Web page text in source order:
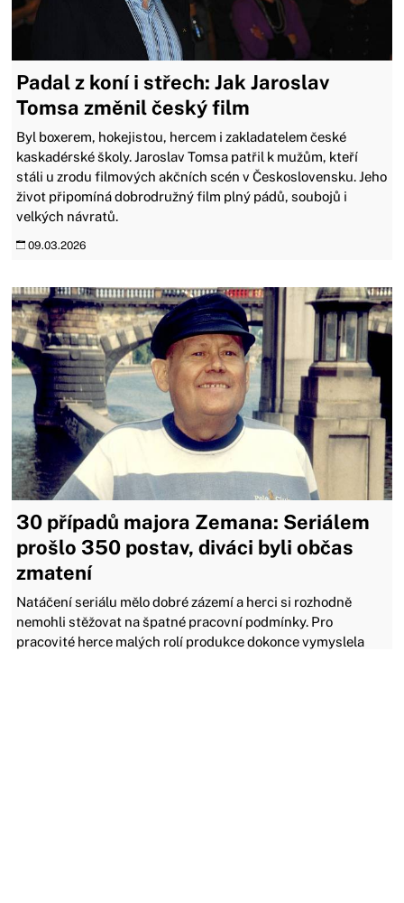
Padal z koní i střech: Jak Jaroslav
Tomsa změnil český film
Byl boxerem, hokejistou, hercem i zakladatelem české
kaskadérské školy. Jaroslav Tomsa patřil k mužům, kteří
stáli u zrodu filmových akčních scén v Československu. Jeho
život připomíná dobrodružný film plný pádů, soubojů i
velkých návratů.
09.03.2026
30 případů majora Zemana: Seriálem
prošlo 350 postav, diváci byli občas
zmatení
Natáčení seriálu mělo dobré zázemí a herci si rozhodně
nemohli stěžovat na špatné pracovní podmínky. Pro
pracovité herce malých rolí produkce dokonce vymyslela